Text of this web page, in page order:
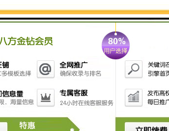
有比重小、硬度高、比强度高、耐磨、耐腐蚀、耐
条件下工业设备和装置的机械密封。目前,工业化生产
密封环的耐高温性、耐腐蚀性较差,力学性能偏低,对
则采用无压固相烧结法制备；该烧结方法制得的密